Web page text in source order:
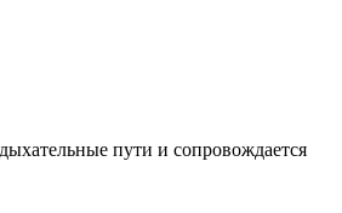
пути и сопровождается